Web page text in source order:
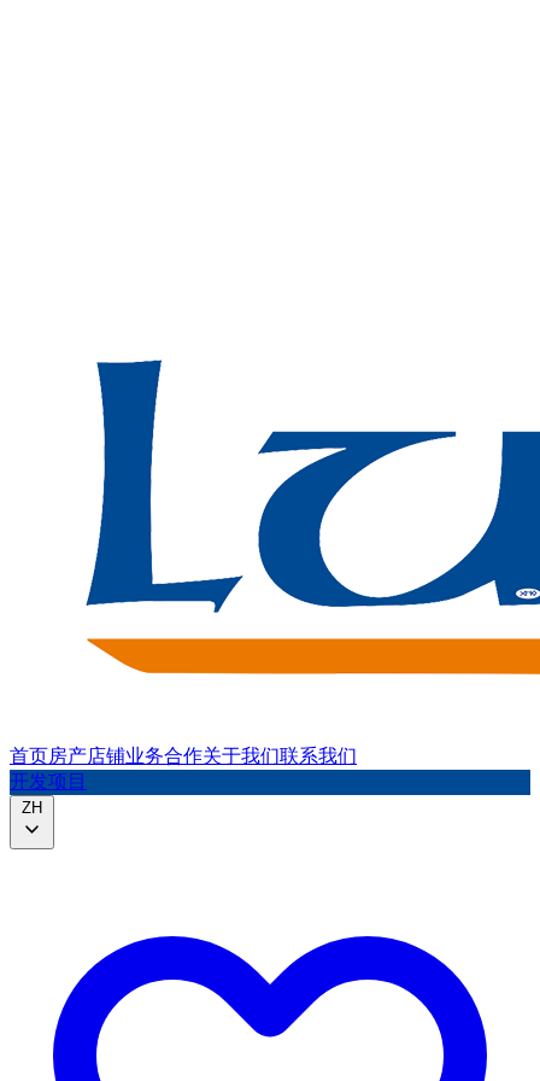
首页房产店铺业务合作关于我们联系我们
开发项目